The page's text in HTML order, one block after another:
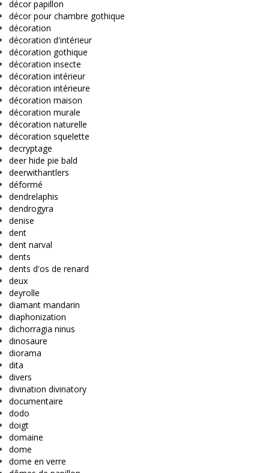
décor papillon
décor pour chambre gothique
décoration
décoration d'intérieur
décoration gothique
décoration insecte
décoration intérieur
décoration intérieure
décoration maison
décoration murale
décoration naturelle
décoration squelette
decryptage
deer hide pie bald
deerwithantlers
déformé
dendrelaphis
dendrogyra
denise
dent
dent narval
dents
dents d'os de renard
deux
deyrolle
diamant mandarin
diaphonization
dichorragia ninus
dinosaure
diorama
dita
divers
divination divinatory
documentaire
dodo
doigt
domaine
dome
dome en verre